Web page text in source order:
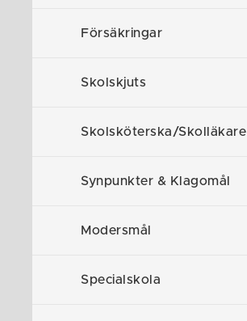
Försäkringar
Skolskjuts
Skolsköterska/Skolläkare
Synpunkter & Klagomål
Modersmål
Specialskola